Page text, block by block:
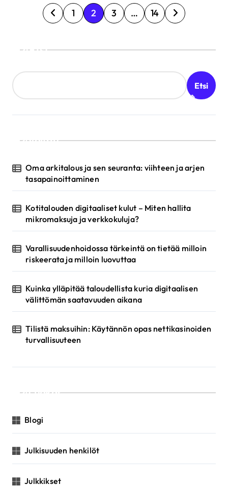
A
k
e
i
n
s
i
v
u
t
s
1 2 3 … 14
Etsi
Etsi
Valittu
Oma arkitalous ja sen seuranta: viihteen ja arjen
tasapainoittaminen
Kotitalouden digitaaliset kulut – Miten hallita
mikromaksuja ja verkkokuluja?
Varallisuudenhoidossa tärkeintä on tietää milloin
riskeerata ja milloin luovuttaa
Kuinka ylläpitää taloudellista kuria digitaalisen
välittömän saatavuuden aikana
Tilistä maksuihin: Käytännön opas nettikasinoiden
turvallisuuteen
Luokat
Blogi
Julkisuuden henkilöt
Julkkikset